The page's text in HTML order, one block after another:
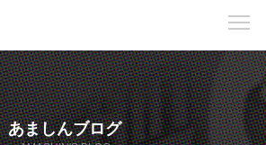
あましんブログ